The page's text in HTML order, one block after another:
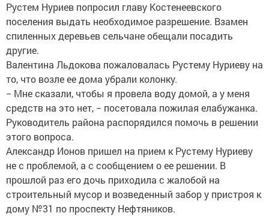
Рустем Нуриев попросил главу Костенеевского
поселения выдать необходимое разрешение. Взамен
спиленных деревьев сельчане обещали посадить
другие.
Валентина Льдокова пожаловалась Рустему Нуриеву на
то, что возле ее дома убрали колонку.
− Мне сказали, чтобы я провела воду домой, а у меня
средств на это нет, − посетовала пожилая елабужанка.
Руководитель района распорядился помочь в решении
этого вопроса.
Александр Ионов пришел на прием к Рустему Нуриеву
не с проблемой, а с сообщением о ее решении. В
прошлой раз его дочь приходила с жалобой на
строительный мусор и возведенный забор у пристроя к
дому №31 по проспекту Нефтяников.